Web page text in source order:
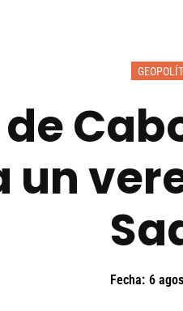
un
Fecha: 6